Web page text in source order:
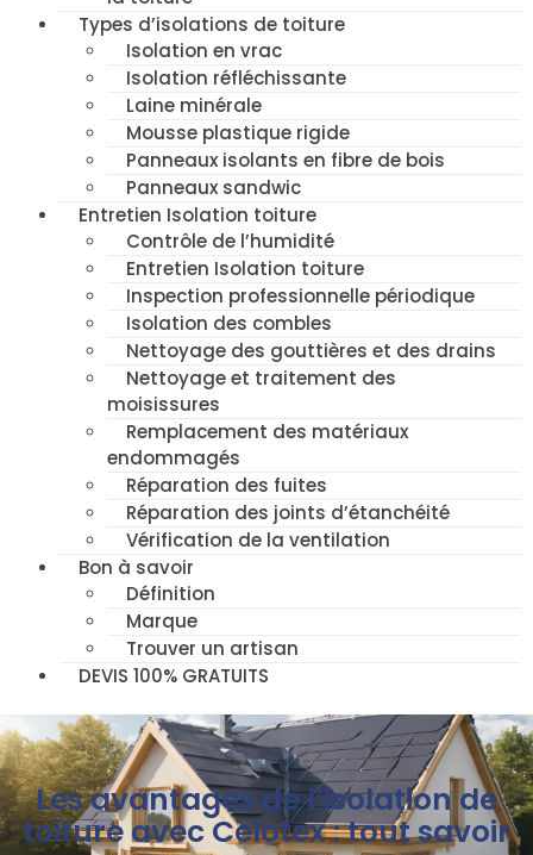
Types d’isolations de toiture
Isolation en vrac
Isolation réfléchissante
Laine minérale
Mousse plastique rigide
Panneaux isolants en fibre de bois
Panneaux sandwic
Entretien Isolation toiture
Contrôle de l’humidité
Entretien Isolation toiture
Inspection professionnelle périodique
Isolation des combles
Nettoyage des gouttières et des drains
Nettoyage et traitement des
moisissures
Remplacement des matériaux
endommagés
Réparation des fuites
Réparation des joints d’étanchéité
Vérification de la ventilation
Bon à savoir
Définition
Marque
Trouver un artisan
DEVIS 100% GRATUITS
Les avantages de l’isolation de
toiture avec Celotex : tout savoir